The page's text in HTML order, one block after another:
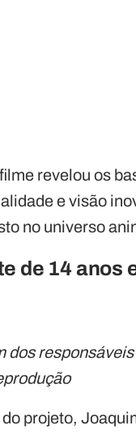
revelou os
e visão
no universo
de 14 anos
dos
projeto,